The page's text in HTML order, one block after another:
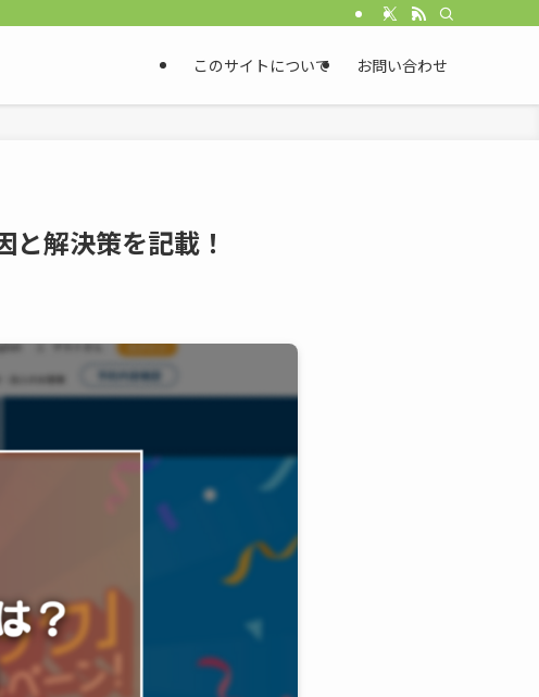
このサイトについて お問い合わせ
解決策を記載！